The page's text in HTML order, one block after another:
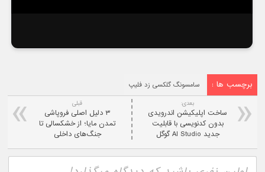
برچسب ها : سامسونگ گلکسی زد فلیپ
قبلی
۳ دلیل اصلی فروپاشی
تمدن مایا؛ از خشکسالی تا
جنگ‌های داخلی
بعدی:
ساخت اپلیکیشن اندرویدی
بدون کدنویسی با قابلیت
جدید AI Studio گوگل